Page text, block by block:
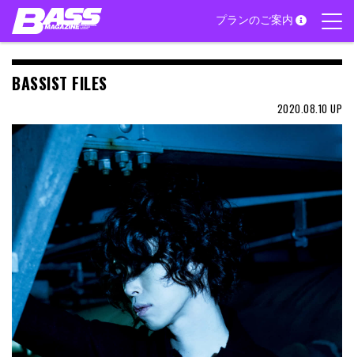
Skip
content
プランのご案内
BASSIST FILES
2020.08.10 UP